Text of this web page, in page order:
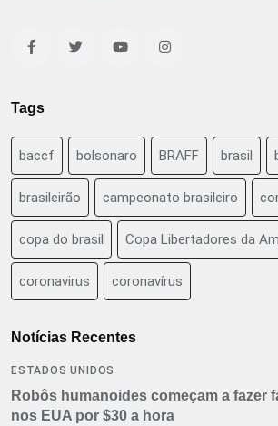
Tags
baccf bolsonaro BRAFF brasil
brasileirão campeonato brasileiro
copa do brasil Copa Libertadores da
coronavirus coronavírus
Notícias Recentes
ESTADOS UNIDOS
Robôs humanoides começam a fazer
nos EUA por $30 a hora